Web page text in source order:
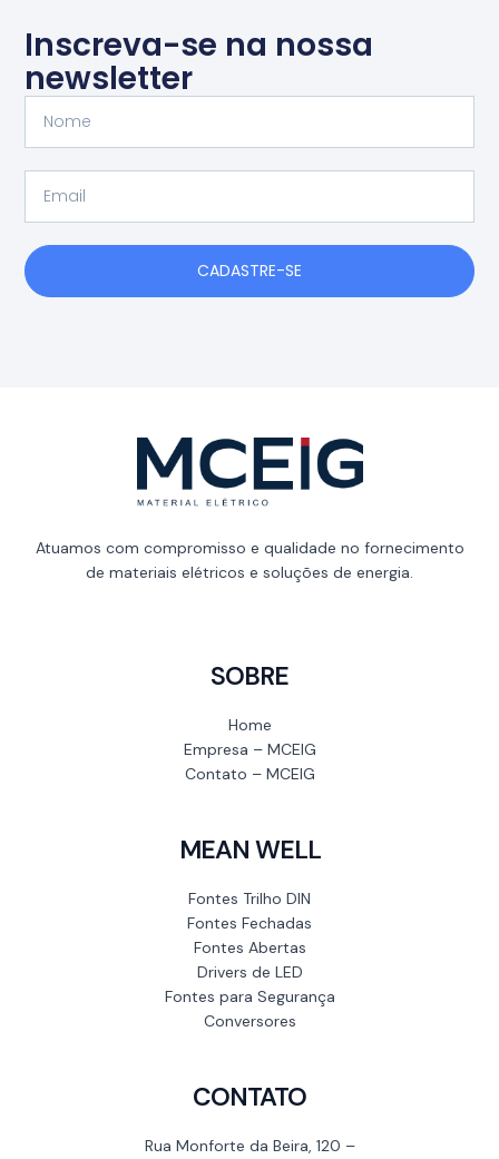
Inscreva-se na nossa
newsletter
CADASTRE-SE
Atuamos com compromisso e qualidade no fornecimento
de materiais elétricos e soluções de energia.
SOBRE
Home
Empresa – MCEIG
Contato – MCEIG
MEAN WELL
Fontes Trilho DIN
Fontes Fechadas
Fontes Abertas
Drivers de LED
Fontes para Segurança
Conversores
CONTATO
Rua Monforte da Beira, 120 –